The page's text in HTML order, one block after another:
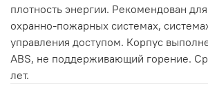
плотность энергии. Рекомендован
охранно-пожарных системах,
управления доступом. Корпус
ABS, не поддерживающий горение.
лет.